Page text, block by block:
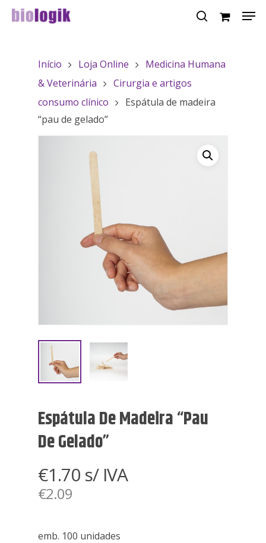
Início Loja Online
Medicina Humana
& Veterinária
Cirurgia e artigos
consumo clínico
Espátula de madeira
“pau de gelado”
Espátula De Madeira “pau
De Gelado”
€1.70 s/ IVA
€2.09
emb. 100 unidades